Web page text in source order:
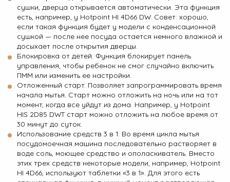
сушки, дверца открывается автоматически. Эта функция
есть, например, у Hotpoint HI 4D66 DW. Совет: хорошо,
если такая функция будет у модели с конденсационной
сушкой — после нее посуда остается немного влажной и
досыхает после открытия дверцы.
Блокировка от детей. Функция блокирует панель
управления, чтобы ребенок не смог случайно включить
ПММ или изменить ее настройки.
Отложенный старт. Позволяет запрограммировать время
начала мытья. Старт можно отложить на ночь или на тот
момент, когда все уйдут из дома. Например, у Hotpoint
HIS 2D85 DWTстарт можно отложить на любое время от
30 минут до суток.
Использование средств 3 в 1. Во время цикла мытья
посудомоечная машина последовательно растворяет в
воде соль, моющее средство и ополаскиватель. Вместо
этих трех средств некоторые модели, например, Hotpoint
HI 4D66 , используют таблетки «3 в 1». Для этого есть